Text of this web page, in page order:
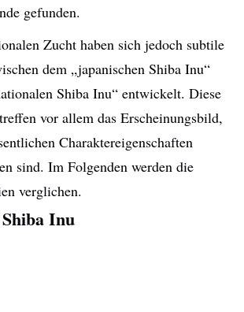
gefunden.
Zucht haben sich jedoch subtile
dem „japanischen Shiba Inu“
Shiba Inu“ entwickelt. Diese
vor allem das Erscheinungsbild,
Charaktereigenschaften
sind. Im Folgenden werden die
verglichen.
Inu